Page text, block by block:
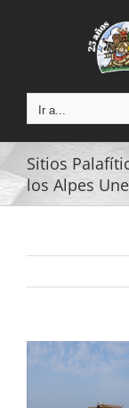
Ir a...
Sitios
los Alpes
Ver